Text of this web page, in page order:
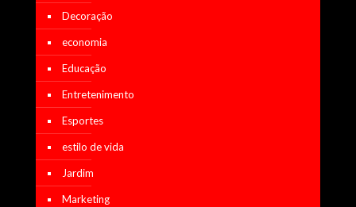
Decoração
economia
Educação
Entretenimento
Esportes
estilo de vida
Jardim
Marketing